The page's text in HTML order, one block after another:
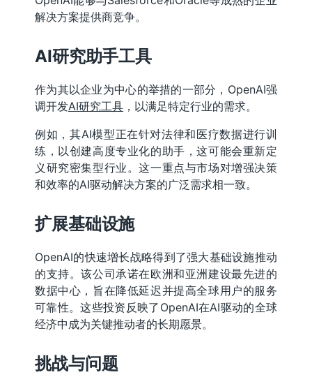
解决方案提供商竞争。
AI研究助手工具
作为其以企业为中心的举措的一部分，OpenAI强
调开发AI研究工具 ，以满足特定行业的需求。
例如，其AI模型正在针对法律和医疗数据进行训
练，以创建高度专业化的助手，这可能会重新定
义研究密集型行业。这一重点与市场对增强决策
和效率的AI驱动解决方案的广泛需求相一致。
扩展基础设施
OpenAI的快速增长战略得到了强大基础设施推动
的支持。该公司承诺在欧洲和亚洲建设最先进的
数据中心，旨在降低延迟并提高全球用户的服务
可靠性。这些投资反映了OpenAI在AI驱动的全球
经济中成为关键推动者的长期愿景。
挑战与问题